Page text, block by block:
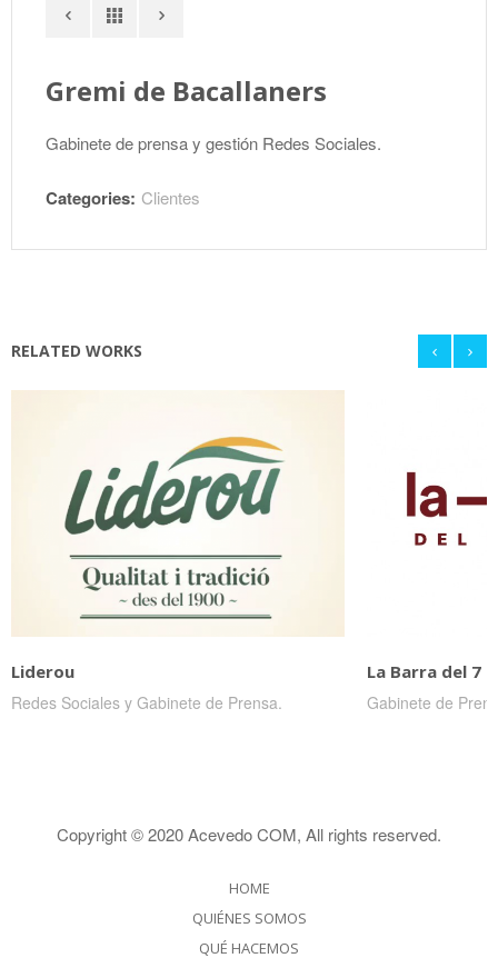
Gremi de Bacallaners
Gabinete de prensa y gestión Redes Sociales.
Categories: Clientes
RELATED WORKS
Liderou
Redes Sociales y Gabinete de Prensa.
La Barra del 7
Gabinete de
Copyright © 2020Acevedo COM, All rights reserved.
HOME
QUIÉNES SOMOS
QUÉ HACEMOS